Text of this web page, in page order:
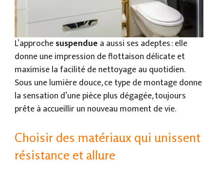
L’approchesuspendue a aussi ses adeptes : elle
donne une impression de flottaison délicate et
maximise la facilité de nettoyage au quotidien.
Sous une lumière douce, ce type de montage donne
la sensation d’une pièce plus dégagée, toujours
prête à accueillir un nouveau moment de vie.
Choisir des matériaux qui unissent
résistance et allure